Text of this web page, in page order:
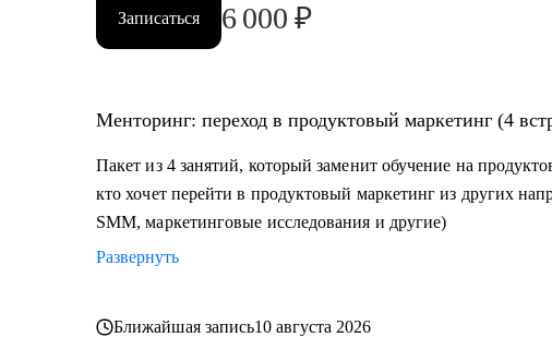
Записаться 6 000 ₽
Менторинг: переход в продуктовый маркетинг (4
Пакет из 4 занятий, который заменит обучение на
кто хочет перейти в продуктовый маркетинг из других
SMM, маркетинговые исследования и другие)
Развернуть
Ближайшая запись10 августа 2026